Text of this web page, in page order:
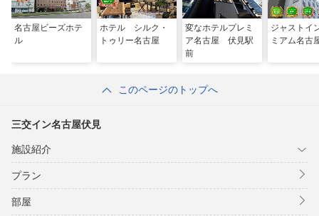
名古屋ビーズホテ
ル
ホテル シルク・
トゥリー名古屋
変なホテルプレミ
ア名古屋 伏見駅
前
ジャストイ
ミアム名古
このページのトップへ
三交イン名古屋伏見
施設紹介
プラン
部屋